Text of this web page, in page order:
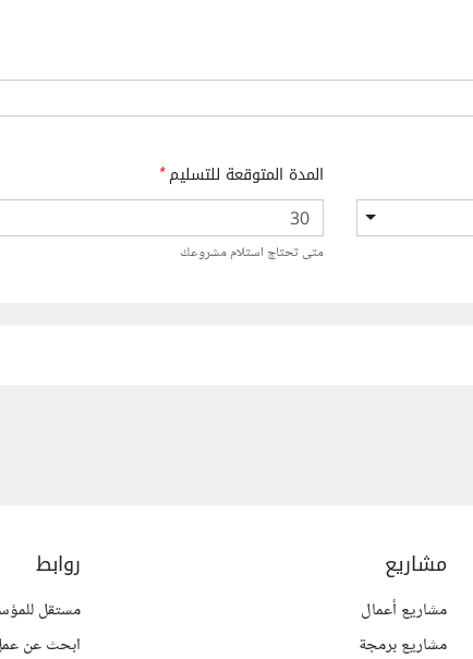
المدة المتوقعة للتسليم*
متى تحتاج استلام مشروعك
مشاريع
مشاريع أعمال
مشاريع برمجة
روابط
مستقل
ابحث عن